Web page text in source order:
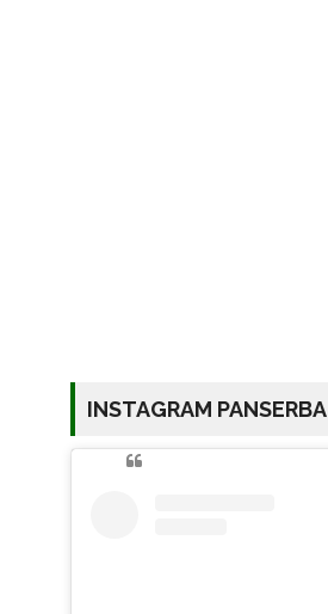
INSTAGRAM PANSERBA